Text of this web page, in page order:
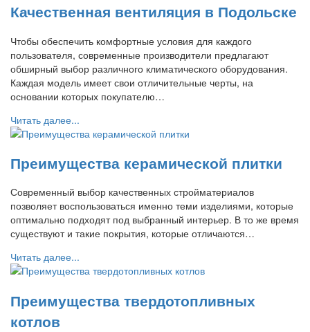
Качественная вентиляция в Подольске
Чтобы обеспечить комфортные условия для каждого
пользователя, современные производители предлагают
обширный выбор различного климатического оборудования.
Каждая модель имеет свои отличительные черты, на
основании которых покупателю…
Читать далее...
Преимущества керамической плитки
Современный выбор качественных стройматериалов
позволяет воспользоваться именно теми изделиями, которые
оптимально подходят под выбранный интерьер. В то же время
существуют и такие покрытия, которые отличаются…
Читать далее...
Преимущества твердотопливных
котлов